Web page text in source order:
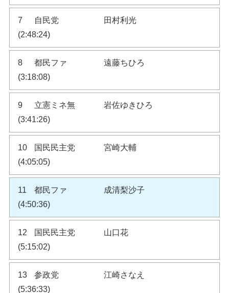
7 自民党
田村利光
(2:48:24)
8 都民ファ
遠藤ちひろ
(3:18:08)
9 立憲ミネ無
岩佐ゆきひろ
(3:41:26)
10 国民民主党
宮崎大輔
(4:05:05)
11 都民ファ
成清梨沙子
(4:50:36)
12 国民民主党
山口花
(5:15:02)
13 参政党
江崎さなえ
(5:36:33)